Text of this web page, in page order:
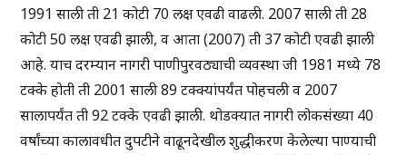
1991 साली ती 21 कोटी 70 लक्ष एवढी वाढली. 2007 साली ती 28
कोटी 50 लक्ष एवढी झाली, व आता (2007) ती 37 कोटी एवढी झाली
आहे. याच दरम्यान नागरी पाणीपुरवठ्याची व्यवस्था जी 1981 मध्ये 78
टक्के होती ती 2001 साली 89 टक्क्यांपर्यंत पोहचली व 2007
सालापर्यंत ती 92 टक्के एवढी झाली. थोडक्यात नागरी लोकसंख्या 40
वर्षांच्या कालावधीत दुपटीने वाढूनदेखील शुद्धीकरण केलेल्या पाण्याची